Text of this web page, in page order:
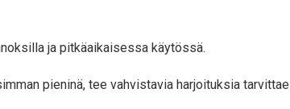
ja pitkäaikaisessa käytössä.
pieninä, tee vahvistavia harjoituksia